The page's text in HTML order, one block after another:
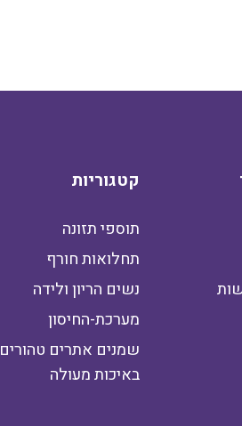
קטגוריות
תוספי תזונה
תחלואות חורף
נשים הריון ולידה
מערכת-החיסון
שמנים אתרים טהורים
באיכות מעולה